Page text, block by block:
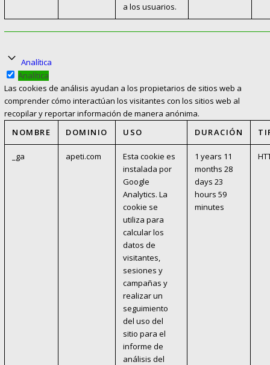
a los usuarios.
Analítica
Analítica
Las cookies de análisis ayudan a los propietarios de sitios web a
comprender cómo interactúan los visitantes con los sitios web al
recopilar y reportar información de manera anónima.
NOMBRE
DOMINIO USO DURACIÓN
_ga apeti.com
Esta cookie es
instalada por
Google
Analytics. La
cookie se
utiliza para
calcular los
datos de
visitantes,
sesiones y
campañas y
realizar un
seguimiento
del uso del
sitio para el
informe de
análisis del
1 years 11
months 28
days 23
hours 59
minutes